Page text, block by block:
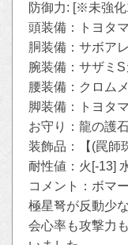
防御力: [※未強化
頭装備：トヨタ
胴装備：サボア
腕装備：サザミS
腰装備：クロム
脚装備：トヨタ
お守り：龍の護
装飾品：【(罠師
耐性値：火[-13]
コメント：ボマ
極星弩が反動少
会心率も攻撃力